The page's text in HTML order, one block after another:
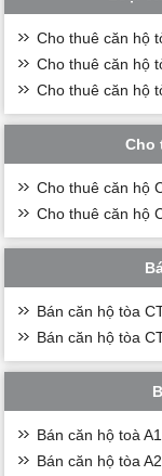
Cho thuê căn hộ
Cho thuê căn hộ
Cho thuê căn hộ
Cho
Cho thuê căn hộ
Cho thuê căn hộ
Bán căn hộ tòa
Bán căn hộ tòa
Bán căn hộ toà A1
Bán căn hộ tòa A2